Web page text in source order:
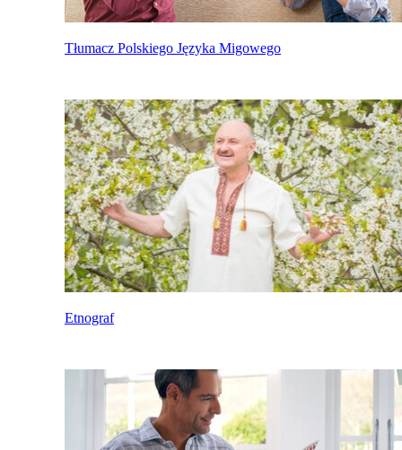
Tłumacz Polskiego Języka Migowego
Etnograf